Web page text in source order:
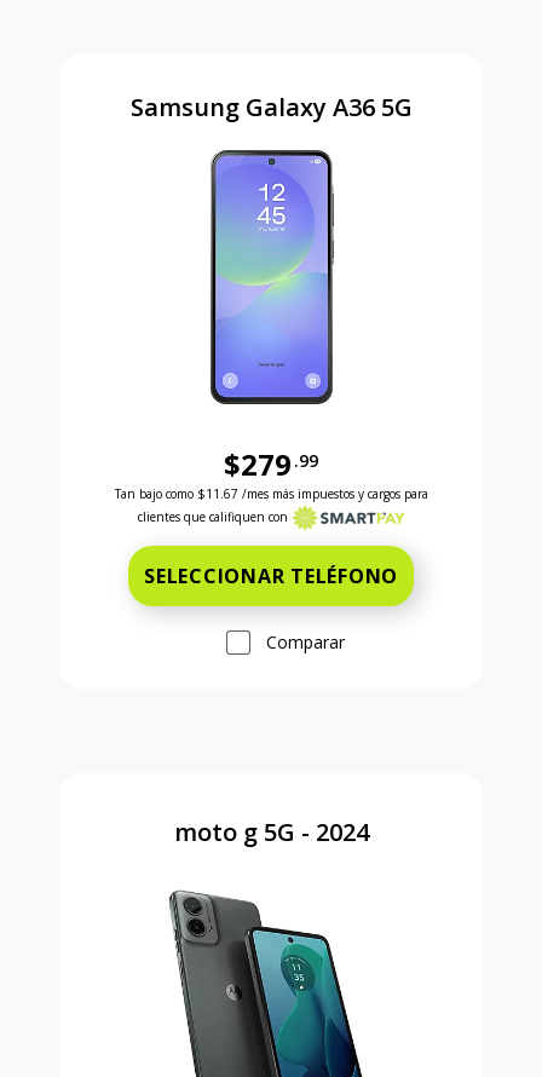
Samsung Galaxy A36 5G
$279 .99
Antes el precio era 279 dollars and 99 cents
Tan bajo como $11.67 /mes más impuestos y cargos para
clientes que califiquen con
SELECCIONAR TELÉFONO
Comparar
moto g 5G - 2024